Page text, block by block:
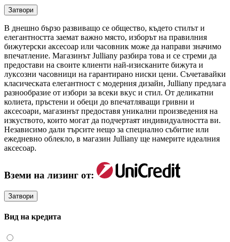
Затвори
В днешно бързо развиващо се общество, където стилът и
елегантността заемат важно място, изборът на правилния
бижутерски аксесоар или часовник може да направи значимо
впечатление. Магазинът Julliany разбира това и се стреми да
предостави на своите клиенти най-изисканите бижута и
луксозни часовници на гарантирано ниски цени. Съчетавайки
класическата елегантност с модерния дизайн, Julliany предлага
разнообразие от избори за всеки вкус и стил. От деликатни
колиета, пръстени и обеци до впечатляващи гривни и
аксесоари, магазинът предоставя уникални произведения на
изкуството, които могат да подчертаят индивидуалността ви.
Независимо дали търсите нещо за специално събитие или
ежедневно облекло, в магазин Julliany ще намерите идеалния
аксесоар.
Вземи на лизинг от:
Затвори
Вид на кредита